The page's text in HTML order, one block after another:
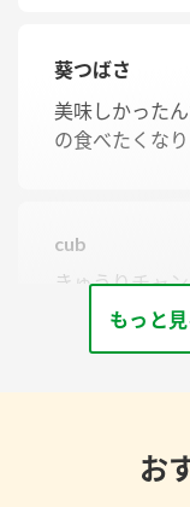
葵つばさ
美味しかった
の食べたくな
cub
きゅうりチャ
もっと見
お